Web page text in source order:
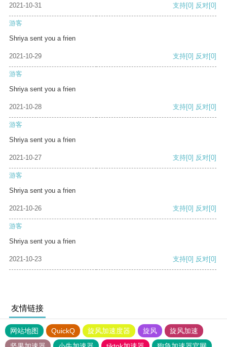
2021-10-31 支持[0] 反对[0]
游客
Shriya sent you a frien
2021-10-29 支持[0] 反对[0]
游客
Shriya sent you a frien
2021-10-28 支持[0] 反对[0]
游客
Shriya sent you a frien
2021-10-27 支持[0] 反对[0]
游客
Shriya sent you a frien
2021-10-26 支持[0] 反对[0]
游客
Shriya sent you a frien
2021-10-23 支持[0] 反对[0]
友情链接
网站地图 QuickQ 旋风加速度器 旋风
旋风加速